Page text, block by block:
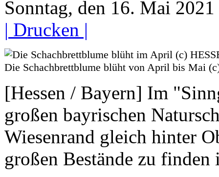
Sonntag, den 16. Mai
| Drucken |
Die Schachbrettblume blüht von April bis Mai
[Hessen / Bayern] Im
großen bayrischen
Wiesenrand gleich hinter
großen Bestände zu